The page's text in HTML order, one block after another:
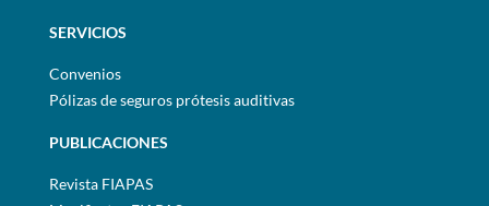
SERVICIOS
Convenios
Pólizas de seguros prótesis auditivas
PUBLICACIONES
Revista FIAPAS